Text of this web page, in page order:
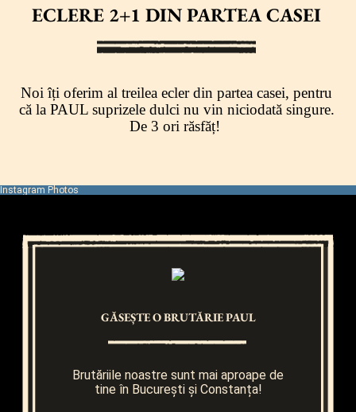
ECLERE 2+1 DIN PARTEA CASEI
Noi îți oferim al treilea ecler din partea casei, pentru
că la PAUL suprizele dulci nu vin niciodată singure.
De 3 ori răsfăț!
Instagram Photos
GĂSEȘTE O BRUTĂRIE PAUL
Brutăriile noastre sunt mai aproape de
tine în București și Constanța!